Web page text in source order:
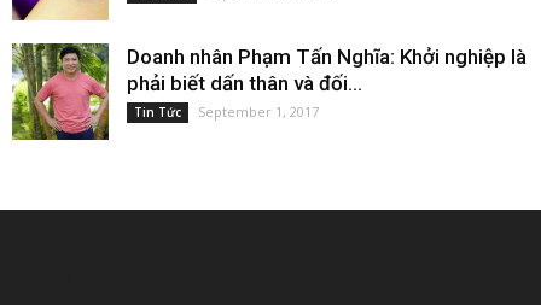
Doanh nhân Phạm Tấn Nghĩa: Khởi nghiệp là
phải biết dấn thân và đối...
Tin Tức September 1, 2017